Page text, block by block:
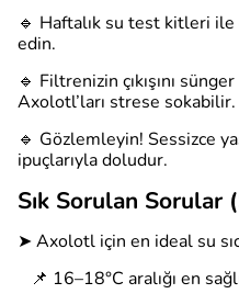
🔹 Haftalık su test kitleri
edin.
🔹 Filtrenizin çıkışını
Axolotl’ları strese sokabilir.
🔹 Gözlemleyin! Sessizce
ipuçlarıyla doludur.
Sık Sorulan Sorular
➤ Axolotl için en ideal su
📌 16–18°C aralığı en